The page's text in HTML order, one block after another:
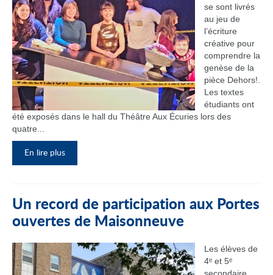
se sont livrés
au jeu de
l’écriture
créative pour
comprendre la
genèse de la
pièce Dehors!.
Les textes
étudiants ont
été exposés dans le hall du Théâtre Aux Écuries lors des
quatre...
En lire plus
Un record de participation aux Portes
ouvertes de Maisonneuve
Les élèves de
4ᵉ et 5ᵉ